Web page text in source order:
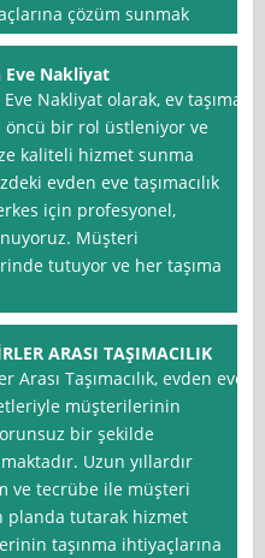
çözüm sunmak
Eve Nakliyat
Nakliyat olarak, ev taşıma
bir rol üstleniyor ve
kaliteli hizmet sunma
evden eve taşımacılık
için profesyonel,
Müşteri
tutuyor ve her taşıma
ARASI TAŞIMACILIK
Taşımacılık, evden eve
müşterilerinin
bir şekilde
Uzun yıllardır
ve tecrübe ile müşteri
planda tutarak hizmet
taşınma ihtiyaçlarına